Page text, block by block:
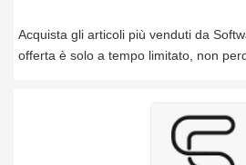
Acquista gli articoli più venduti da
offerta è solo a tempo limitato, non